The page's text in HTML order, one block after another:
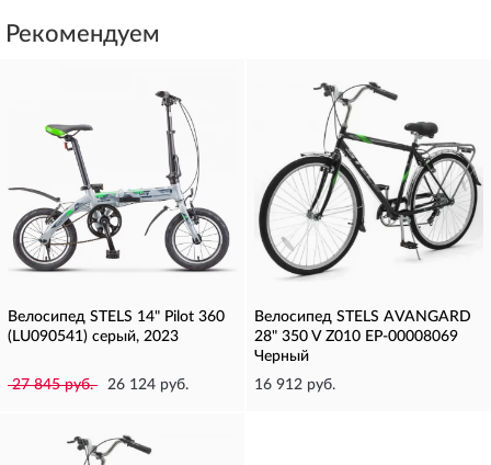
Рекомендуем
Велосипед STELS 14" Pilot 360
(LU090541) серый, 2023
27 845 руб. 26 124 руб.
Велосипед STELS AVANGARD
28" 350 V Z010 EP-00008069
Черный
16 912 руб.